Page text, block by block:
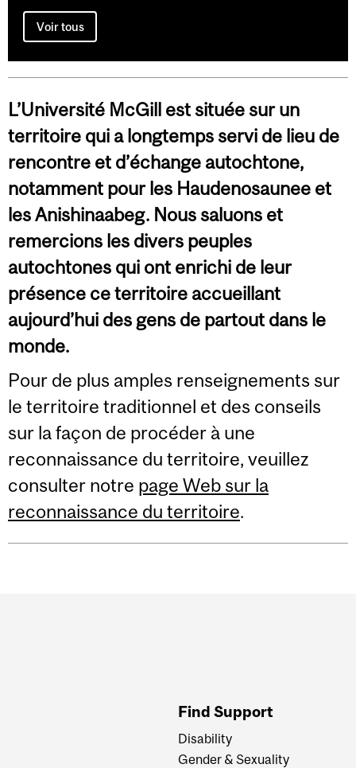
Voir tous
L’Université McGill est située sur un
territoire qui a longtemps servi de lieu de
rencontre et d’échange autochtone,
notamment pour les Haudenosaunee et
les Anishinaabeg. Nous saluons et
remercions les divers peuples
autochtones qui ont enrichi de leur
présence ce territoire accueillant
aujourd’hui des gens de partout dans le
monde.
Pour de plus amples renseignements sur
le territoire traditionnel et des conseils
sur la façon de procéder à une
reconnaissance du territoire, veuillez
consulter notre page Web sur la
reconnaissance du territoire.
Find Support
Disability
Gender & Sexuality